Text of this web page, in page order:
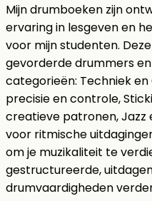
Mijn drumboeken zijn
ervaring in lesgeven en
voor mijn studenten.
gevorderde drummers
categorieën: Techniek
precisie en controle,
creatieve patronen, Jazz
voor ritmische
om je muzikaliteit te
gestructureerde,
drumvaardigheden